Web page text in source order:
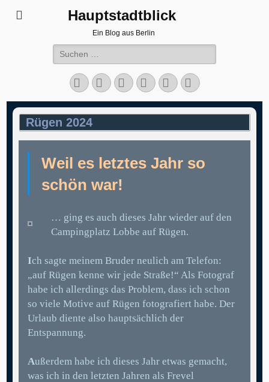
Hauptstadtblick
Ein Blog aus Berlin
Suchen
nach:
Facebook
TwitterLinkedIn
FlickrInstagramVerknüpfung
Rügen 2024
Weil es letztes Jahr so
schön war!
… ging es auch dieses Jahr wieder auf den
Campingplatz Lobbe auf Rügen.
Ich sagte meinem Bruder neulich am Telefon:
„auf Rügen kenne wir jede Straße!“ Als Fotograf
habe ich allerdings das Problem, dass ich schon
so viele Motive auf Rügen fotografiert habe. Der
Urlaub diente also hauptsächlich der
Entspannung.
Außerdem habe ich dieses Jahr etwas gemacht,
was ich in den letzten Jahren als Frevel